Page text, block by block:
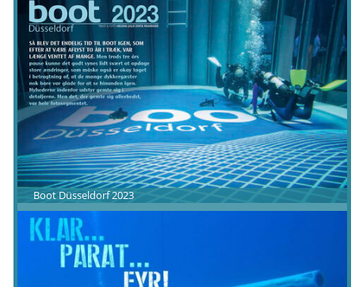
Boot Düsseldorf 2023